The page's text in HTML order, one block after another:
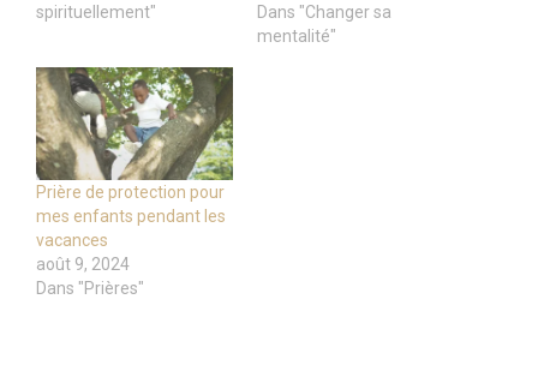
spirituellement"
Dans "Changer sa
mentalité"
Prière de protection pour
mes enfants pendant les
vacances
août 9, 2024
Dans "Prières"